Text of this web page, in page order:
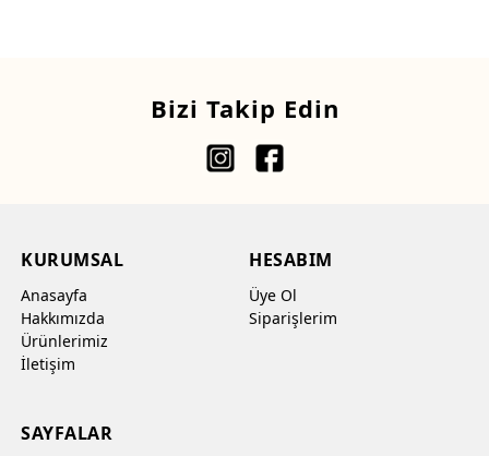
Bizi Takip Edin
KURUMSAL
Anasayfa
Hakkımızda
Ürünlerimiz
İletişim
HESABIM
Üye Ol
Siparişlerim
SAYFALAR